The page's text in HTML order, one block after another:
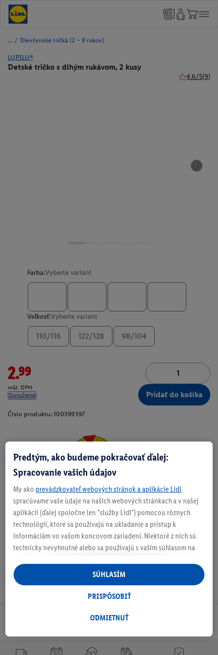
/ Dievčenské tričká (2 – 8 rokov)
LUPILU®
Detské tričko s dlhým rukávom, 2 kusy
4.6/5(9)
Farba:Vyberte variant
Veľkosť:Vyberte variant
110/116 122/128 98/104
2.99
vrát. DPH
Doručenie
Pridať do košíka
Číslo produktu: 100399397
Zistite svoju veľkosť
O produkte
Odoberaj Newsletter!
Predtým, ako budeme pokračovať ďalej:
Spracovanie vašich údajov
My ako prevádzkovateľ webových stránok a aplikácie Lidl
spracúvame vaše údaje na našich webových stránkach a v našej
aplikácii (ďalej spoločne len "služby Lidl") pomocou rôznych
technológií, ktoré sa používajú na ukladanie a prístup k
informáciám vo vašom koncovom zariadení. Niektoré z nich sú
technicky nevyhnutné alebo sa používajú s vaším súhlasom na
personalizovanú reklamu v rámci služieb Lidl aj mimo nich. Ak
ste účastníkom programu Lidl Plus, na tieto účely sa spracúvajú
aj údaje z vášho nákupného správania v obchode.
následne si vytvoríte účet Lidl Plus alebo sa prihlásite do svojho
ktorú tam uvediete, aby sme vás mohli rozpoznať v službách
ODMIETNUŤ
PRISPÔSOBIŤ
SÚHLASÍM